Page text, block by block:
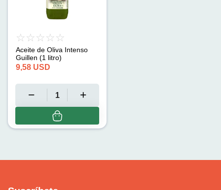
Aceite de Oliva Intenso
Guillen (1 litro)
9,58 USD